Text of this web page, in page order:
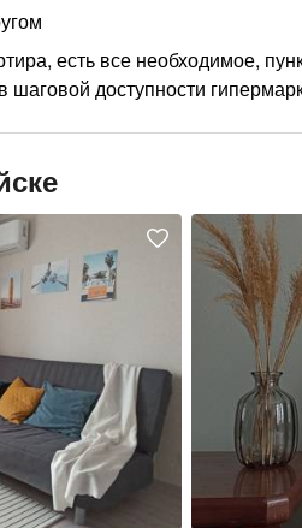
есть все необходимое,
доступности